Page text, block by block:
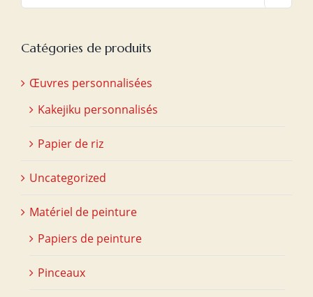
Catégories de produits
Œuvres personnalisées
Kakejiku personnalisés
Papier de riz
Uncategorized
Matériel de peinture
Papiers de peinture
Pinceaux